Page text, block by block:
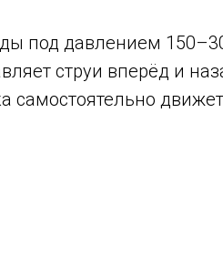
под давлением
струи вперёд и
самостоятельно